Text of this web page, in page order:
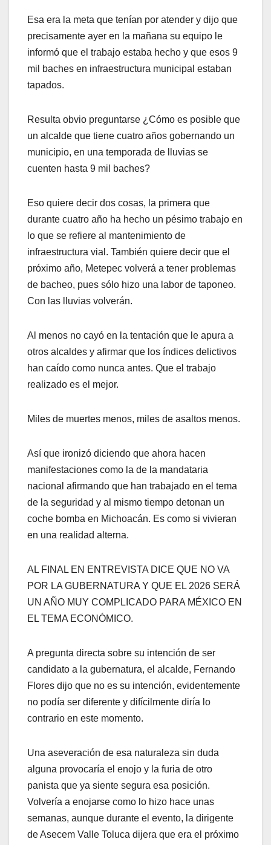
Esa era la meta que tenían por atender y dijo que
precisamente ayer en la mañana su equipo le
informó que el trabajo estaba hecho y que esos 9
mil baches en infraestructura municipal estaban
tapados.
Resulta obvio preguntarse ¿Cómo es posible que
un alcalde que tiene cuatro años gobernando un
municipio, en una temporada de lluvias se
cuenten hasta 9 mil baches?
Eso quiere decir dos cosas, la primera que
durante cuatro año ha hecho un pésimo trabajo en
lo que se refiere al mantenimiento de
infraestructura vial. También quiere decir que el
próximo año, Metepec volverá a tener problemas
de bacheo, pues sólo hizo una labor de taponeo.
Con las lluvias volverán.
Al menos no cayó en la tentación que le apura a
otros alcaldes y afirmar que los índices delictivos
han caído como nunca antes. Que el trabajo
realizado es el mejor.
Miles de muertes menos, miles de asaltos menos.
Así que ironizó diciendo que ahora hacen
manifestaciones como la de la mandataria
nacional afirmando que han trabajado en el tema
de la seguridad y al mismo tiempo detonan un
coche bomba en Michoacán. Es como si vivieran
en una realidad alterna.
AL FINAL EN ENTREVISTA DICE QUE NO VA
POR LA GUBERNATURA Y QUE EL 2026 SERÁ
UN AÑO MUY COMPLICADO PARA MÉXICO EN
EL TEMA ECONÓMICO.
A pregunta directa sobre su intención de ser
candidato a la gubernatura, el alcalde, Fernando
Flores dijo que no es su intención, evidentemente
no podía ser diferente y difícilmente diría lo
contrario en este momento.
Una aseveración de esa naturaleza sin duda
alguna provocaría el enojo y la furia de otro
panista que ya siente segura esa posición.
Volvería a enojarse como lo hizo hace unas
semanas, aunque durante el evento, la dirigente
de Asecem Valle Toluca dijera que era el próximo